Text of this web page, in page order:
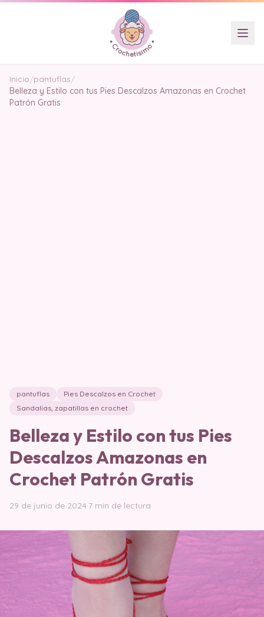
Inicio/pantuflas/
Belleza y Estilo con tus Pies Descalzos Amazonas en Crochet
Patrón Gratis
pantuflas
Pies Descalzos en Crochet
Sandalias, zapatillas en crochet
Belleza y Estilo con tus Pies
Descalzos Amazonas en
Crochet Patrón Gratis
29 de junio de 2024·7 min de lectura